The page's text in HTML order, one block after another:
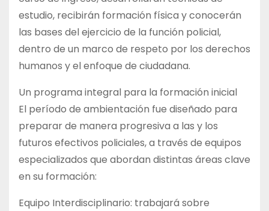
estudio, recibirán formación física y conocerán
las bases del ejercicio de la función policial,
dentro de un marco de respeto por los derechos
humanos y el enfoque de ciudadana.
Un programa integral para la formación inicial
El período de ambientación fue diseñado para
preparar de manera progresiva a las y los
futuros efectivos policiales, a través de equipos
especializados que abordan distintas áreas clave
en su formación:
Equipo Interdisciplinario: trabajará sobre